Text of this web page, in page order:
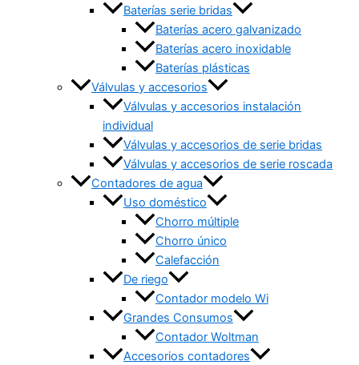
Baterías serie bridas
Baterías acero galvanizado
Baterías acero inoxidable
Baterías plásticas
Válvulas y accesorios
Válvulas y accesorios instalación
individual
Válvulas y accesorios de serie bridas
Válvulas y accesorios de serie roscada
Contadores de agua
Uso doméstico
Chorro múltiple
Chorro único
Calefacción
De riego
Contador modelo Wi
Grandes Consumos
Contador Woltman
Accesorios contadores